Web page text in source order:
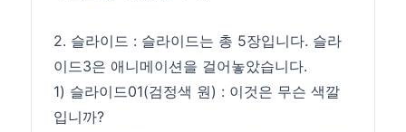
2. 슬라이드 : 슬라이드는 총 5장입니다. 슬라
이드3은 애니메이션을 걸어놓았습니다.
1) 슬라이드01(검정색 원) : 이것은 무슨 색깔
입니까?